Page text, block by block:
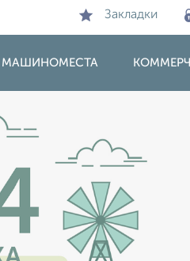
Закладки
МАШИНОМЕСТА